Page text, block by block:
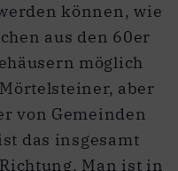
können, wie
aus den 60er
möglich
aber
von Gemeinden
das insgesamt
Man ist in